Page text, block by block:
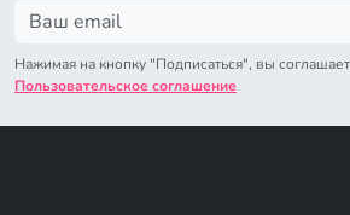
Нажимая на кнопку "Подписаться", вы
Пользовательское соглашение